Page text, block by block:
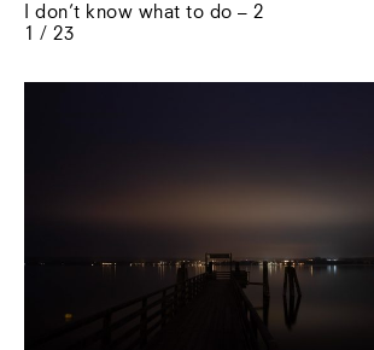
I don’t know what to do – 2
1 / 23